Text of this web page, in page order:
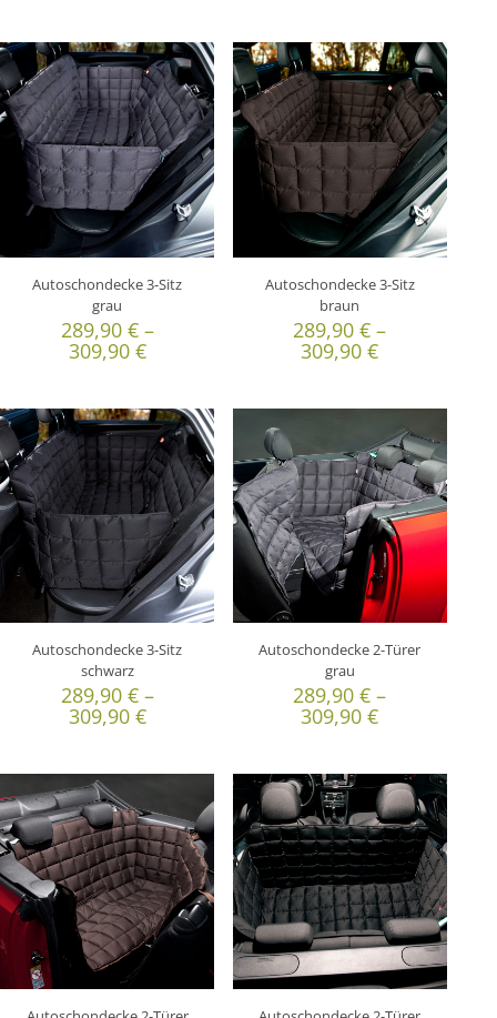
Autoschondecke 3-Sitz
grau
289,90 €–
309,90 €
Autoschondecke 3-Sitz
braun
289,90€ –
309,90€
Autoschondecke 3-Sitz
schwarz
289,90 €–
309,90 €
Autoschondecke 2-Türer
grau
289,90€ –
309,90€